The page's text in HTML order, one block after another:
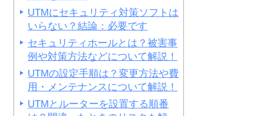
UTMにセキュリティ対策ソフトは
いらない？結論：必要です
セキュリティホールとは？被害事
例や対策方法などについて解説！
UTMの設定手順は？変更方法や費
用・メンテナンスについて解説！
UTMとルーターを設置する順番